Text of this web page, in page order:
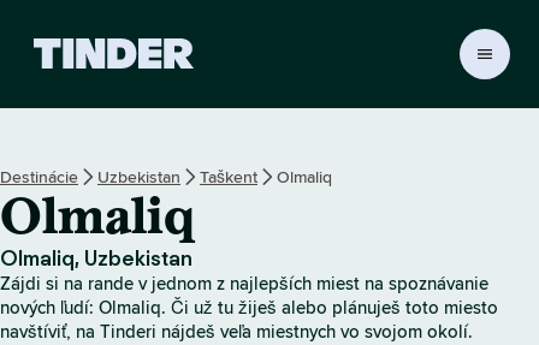
s
b
r
a
Destinácie Uzbekistan Taškent Olmaliq
Olmaliq
Olmaliq, Uzbekistan
Zájdi si na rande v jednom z najlepších miest na spoznávanie
nových ľudí: Olmaliq. Či už tu žiješ alebo plánuješ toto miesto
navštíviť, na Tinderi nájdeš veľa miestnych vo svojom okolí.